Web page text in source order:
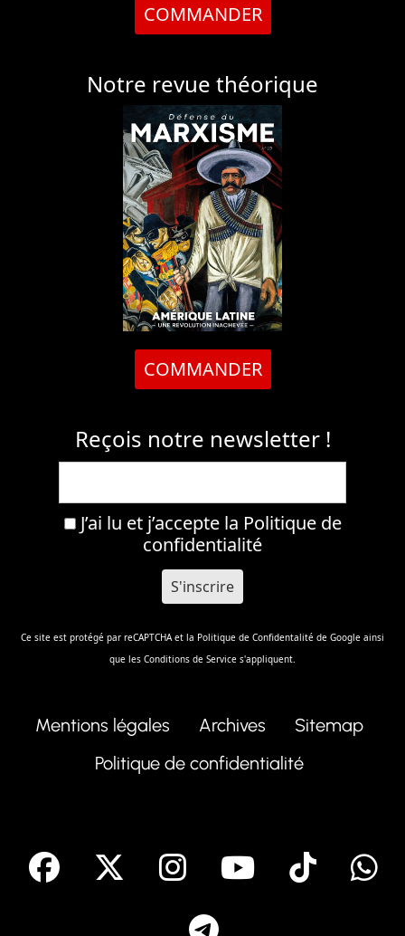
COMMANDER
Notre revue théorique
COMMANDER
Reçois notre newsletter !
J’ai lu et j’accepte la Politique de
confidentialité
Ce site est protégé par reCAPTCHA et la Politique de Confidentalité de Google ainsi
que les Conditions de Service s'appliquent.
Mentions légales Archives
Sitemap
Politique de confidentialité
facebook Instagram
Youtube
Tik